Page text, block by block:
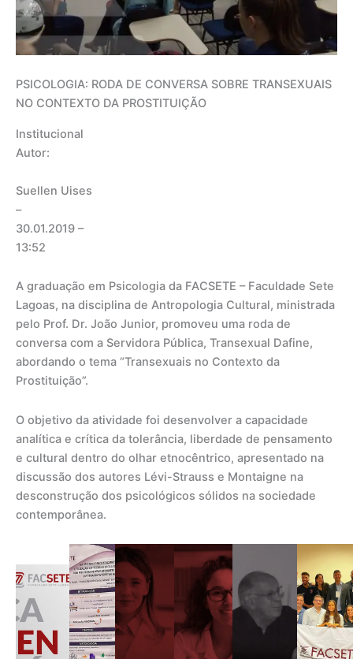
PSICOLOGIA: RODA DE CONVERSA SOBRE TRANSEXUAIS
NO CONTEXTO DA PROSTITUIÇÃO
Institucional
Autor:
Suellen Uises
–
30.01.2019 –
13:52
A graduação em Psicologia da FACSETE – Faculdade Sete
Lagoas, na disciplina de Antropologia Cultural, ministrada
pelo Prof. Dr. João Junior, promoveu uma roda de
conversa com a Servidora Pública, Transexual Dafine,
abordando o tema “Transexuais no Contexto da
Prostituição”.
O objetivo da atividade foi desenvolver a capacidade
analítica e crítica da tolerância, liberdade de pensamento
e cultural dentro do olhar etnocêntrico, apresentado na
discussão dos autores Lévi-Strauss e Montaigne na
desconstrução dos psicológicos sólidos na sociedade
contemporânea.